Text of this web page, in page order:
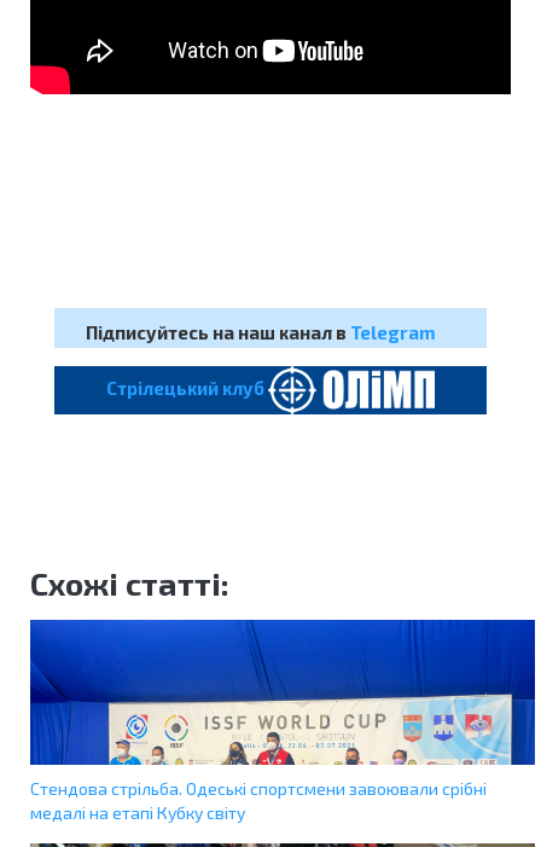
Підписуйтесь на наш канал в Telegram
Cтрілецький клуб
Схожі статті:
Стендова стрільба. Одеські спортсмени завоювали срібні
медалі на етапі Кубку світу